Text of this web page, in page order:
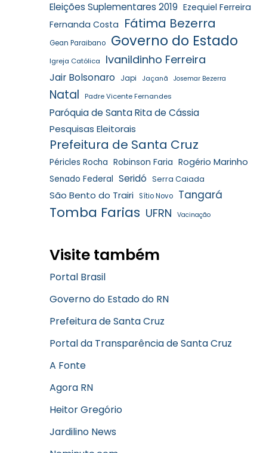
Eleições Suplementares 2019 Ezequiel Ferreira
Fernanda Costa Fátima Bezerra
Gean Paraibano Governo do Estado
Igreja Católica Ivanildinho Ferreira
Jair Bolsonaro Japi Jaçanã Josemar Bezerra
Natal Padre Vicente Fernandes
Paróquia de Santa Rita de Cássia
Pesquisas Eleitorais
Prefeitura de Santa Cruz
Péricles Rocha Robinson Faria Rogério Marinho
Senado Federal Seridó Serra Caiada
São Bento do Trairi Sítio Novo Tangará
Tomba Farias UFRN Vacinação
Visite também
Portal Brasil
Governo do Estado do RN
Prefeitura de Santa Cruz
Portal da Transparência de Santa Cruz
A Fonte
Agora RN
Heitor Gregório
Jardilino News